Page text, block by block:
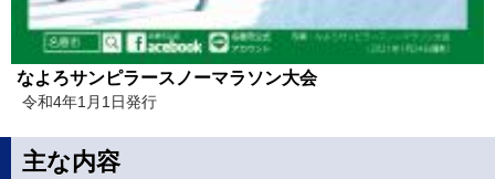
なよろサンピラースノーマラソン大会
令和4年1月1日発行
主な内容